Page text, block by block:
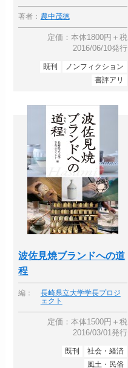
著者： 農中茂徳
定価：本体1800円＋税
2016/06/10発行
既刊
ノンフィクション
書評アリ
波佐見焼ブランドへの道
程
編：
長崎県立大学学長プロジ
ェクト
定価：本体1500円＋税
2016/03/01発行
既刊
社会・経済
風土・民俗